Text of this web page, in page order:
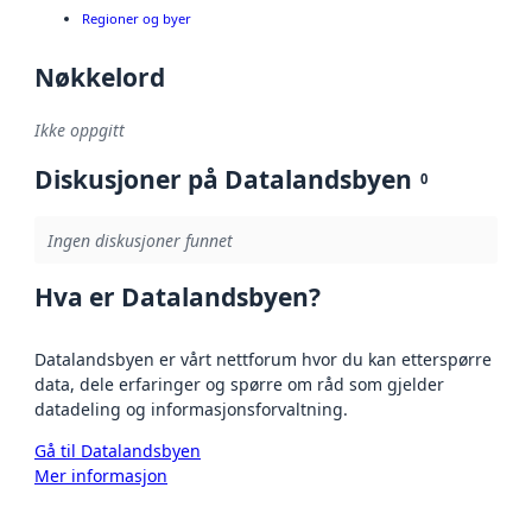
Regioner og byer
Nøkkelord
Ikke oppgitt
Diskusjoner på Datalandsbyen 0
Ingen diskusjoner funnet
Hva er Datalandsbyen?
Datalandsbyen er vårt nettforum hvor du kan etterspørre
data, dele erfaringer og spørre om råd som gjelder
datadeling og informasjonsforvaltning.
Gå til Datalandsbyen
Mer informasjon